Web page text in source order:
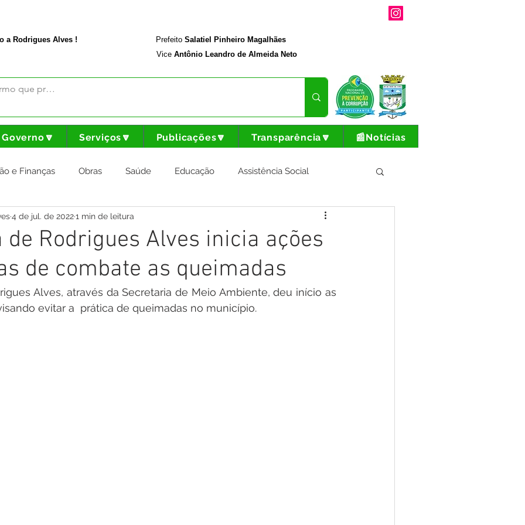
a Rodrigues Alves ! Prefeito Salatiel Pinheiro Magalhães
Vice Antônio Leandro de Almeida Neto
Governo🔽 Serviços🔽 Publicações🔽 Transparência🔽 📰Notícias
e Finanças Obras Saúde Educação Assistência Social
e Governo Cultura Esporte e Lazer
Campanhas Datas Comemorativas Nota de Pesar
Emenda Parlamentar Nota de esclarecimento
Rodrigues Alves inicia ações
de combate as queimadas
4 de jul. de 20221 min de leitura
Alves, através da Secretaria de Meio Ambiente, deu início as
evitar a  prática de queimadas no município.